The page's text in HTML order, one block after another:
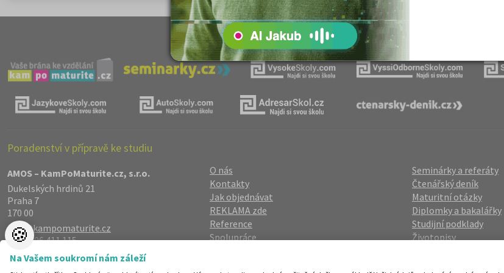
Naše projekty
Poradenství v přípravě ke studiu
AMOS – KamPoMaturite.cz, s.r.o.
Dukelských hrdinů 21
Praha 7
170 00
info@kampomaturite.cz
+420 606 411 115
O nás
Kontakty
Jak objednávat
REKLAMA zde
Reference
Spolupráce
Seminárky a referáty
Čtenářský deník
Maturitní otázky
Diplomky a bakalářky
Studijní podklady
Životopisy
🍪
Na Vašem soukromí nám záleží